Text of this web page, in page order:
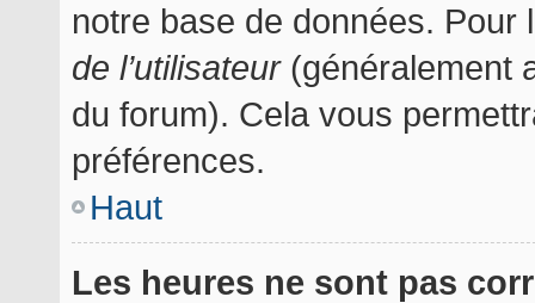
notre base de données.
de l’utilisateur(généralement
du forum). Cela vous
préférences.
Haut
Les heures ne sont pas